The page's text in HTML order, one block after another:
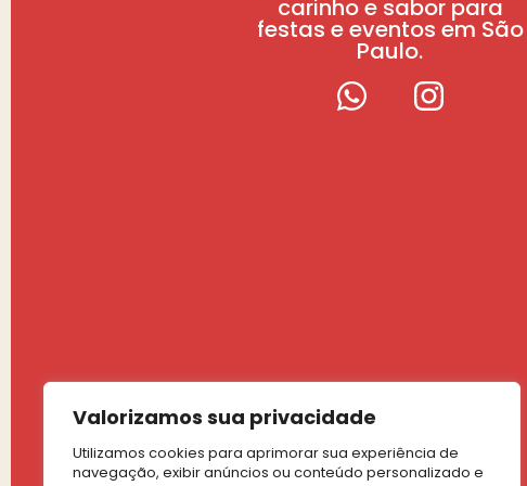
Valorizamos sua privacidade
Utilizamos cookies para aprimorar sua experiência de
navegação, exibir anúncios ou conteúdo personalizado e
carinho e sabor para
festas e eventos em São
Paulo.